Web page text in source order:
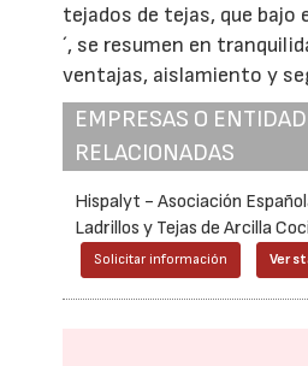
tejados de tejas, que bajo
´, se resumen en
ventajas, aislamiento y
EMPRESAS O
RELACIONADAS
Hispalyt - Asociación
Ladrillos y Tejas de Arcilla
Solicitar información Ver